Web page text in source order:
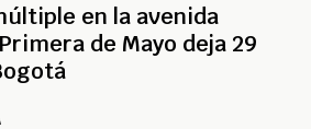
en la avenida
de Mayo deja 29